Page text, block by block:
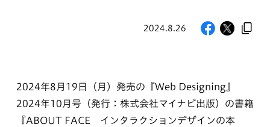
2024.8.26
2024年8月19日（月）発売の『Web Designing』
2024年10月号（発行：株式会社マイナビ出版）の書籍
『ABOUT FACE インタラクションデザインの本